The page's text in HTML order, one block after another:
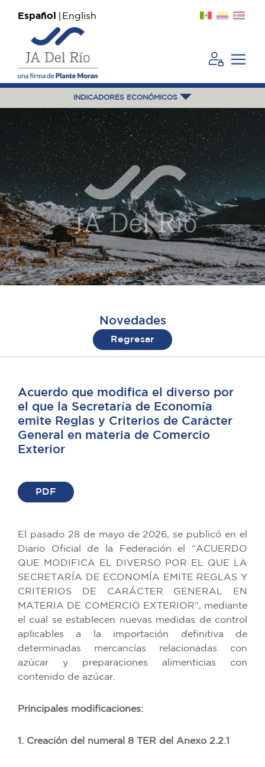
Español English
INDICADORES ECONÓMICOS
Novedades
Regresar
Acuerdo que modifica el diverso por
el que la Secretaría de Economía
emite Reglas y Criterios de Carácter
General en materia de Comercio
Exterior
PDF
El pasado 28 de mayo de 2026, se publicó en el
Diario Oficial de la Federación el “ACUERDO
QUE MODIFICA EL DIVERSO POR EL QUE LA
SECRETARÍA DE ECONOMÍA EMITE REGLAS Y
CRITERIOS DE CARÁCTER GENERAL EN
MATERIA DE COMERCIO EXTERIOR”, mediante
el cual se establecen nuevas medidas de control
aplicables a la importación definitiva de
determinadas mercancías relacionadas con
azúcar y preparaciones alimenticias con
contenido de azúcar.
Principales modificaciones:
1. Creación del numeral 8 TER del Anexo 2.2.1